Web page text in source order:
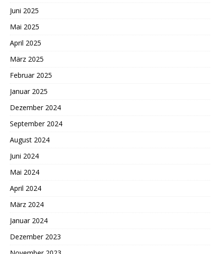
Juni 2025
Mai 2025
April 2025
März 2025
Februar 2025
Januar 2025
Dezember 2024
September 2024
August 2024
Juni 2024
Mai 2024
April 2024
März 2024
Januar 2024
Dezember 2023